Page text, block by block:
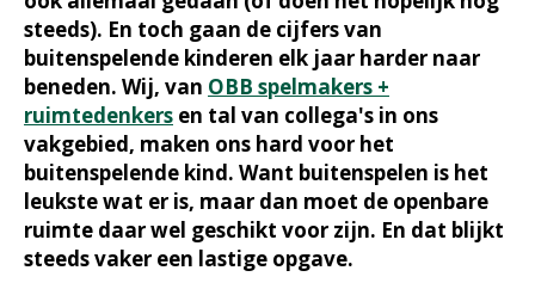
steeds). En toch gaan de cijfers van
buitenspelende kinderen elk jaar harder naar
beneden. Wij, van OBB spelmakers +
ruimtedenkers en tal van collega's in ons
vakgebied, maken ons hard voor het
buitenspelende kind. Want buitenspelen is het
leukste wat er is, maar dan moet de openbare
ruimte daar wel geschikt voor zijn. En dat blijkt
steeds vaker een lastige opgave.